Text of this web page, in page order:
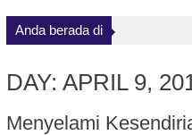
Anda berada di
DAY: APRIL 9,
Menyelami